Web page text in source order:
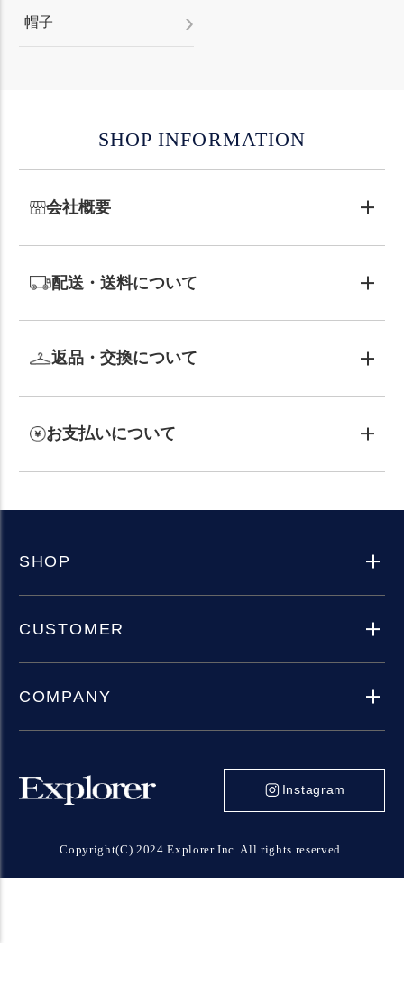
帽子
SHOP INFORMATION
会社概要
配送・送料について
返品・交換について
お支払いについて
SHOP
CUSTOMER
COMPANY
Instagram
Copyright(C) 2024 Explorer Inc. All rights reserved.